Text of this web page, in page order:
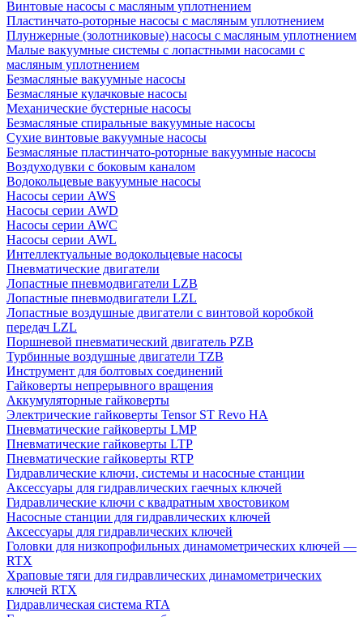
Винтовые насосы с масляным уплотнением
Пластинчато-роторные насосы с масляным уплотнением
Плунжерные (золотниковые) насосы с масляным уплотнением
Малые вакуумные системы с лопастными насосами с
масляным уплотнением
Безмасляные вакуумные насосы
Безмасляные кулачковые насосы
Механические бустерные насосы
Безмасляные спиральные вакуумные насосы
Сухие винтовые вакуумные насосы
Безмасляные пластинчато-роторные вакуумные насосы
Воздуходувки с боковым каналом
Водокольцевые вакуумные насосы
Насосы серии AWS
Насосы серии AWD
Насосы серии AWC
Насосы серии AWL
Интеллектуальные водокольцевые насосы
Пневматические двигатели
Лопастные пневмодвигатели LZB
Лопастные пневмодвигатели LZL
Лопастные воздушные двигатели с винтовой коробкой
передач LZL
Поршневой пневматический двигатель PZB
Турбинные воздушные двигатели TZB
Инструмент для болтовых соединений
Гайковерты непрерывного вращения
Аккумуляторные гайковерты
Электрические гайковерты Tensor ST Revo HA
Пневматические гайковерты LMP
Пневматические гайковерты LTP
Пневматические гайковерты RTP
Гидравлические ключи, системы и насосные станции
Аксессуары для гидравлических гаечных ключей
Гидравлические ключи с квадратным хвостовиком
Насосные станции для гидравлических ключей
Аксессуары для гидравлических ключей
Головки для низкопрофильных динамометрических ключей —
RTX
Храповые тяги для гидравлических динамометрических
ключей RTX
Гидравлическая система RTA